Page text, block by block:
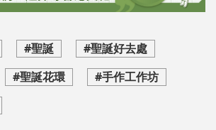
#聖誕
#聖誕好去處
#聖誕花環
#手作工作坊